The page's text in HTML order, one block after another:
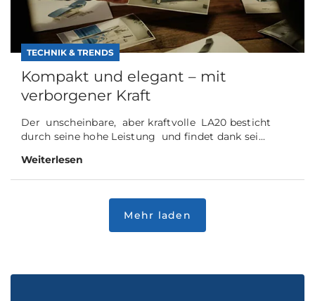
TECHNIK & TRENDS
Kompakt und elegant – mit
verborgener Kraft
Der unscheinbare, aber kraftvolle LA20 besticht
durch seine hohe Leistung und findet dank sei...
Weiterlesen